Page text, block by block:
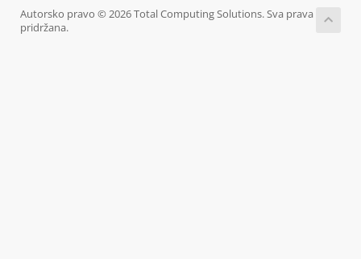
Autorsko pravo © 2026 Total Computing Solutions. Sva prava
pridržana.